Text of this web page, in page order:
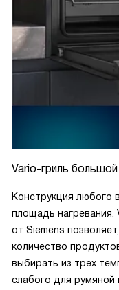
Vario-гриль
Конструкция любого
площадь
от Siemens
количество
выбирать из трех
слабого для румяной